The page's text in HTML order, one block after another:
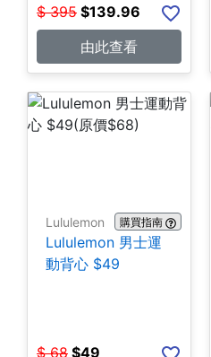
$ 395 $139.96
由此查看
Lululemon 購買指南
Lululemon 男士運
動背心 $49
$ 68 $49